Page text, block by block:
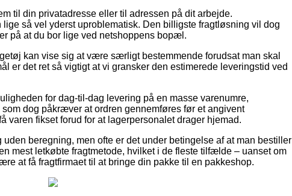
til din privatadresse eller til adressen på dit arbejde.
så vel yderst uproblematisk. Den billigste fragtløsning vil dog
på at du bor lige ved netshoppens bopæl.
kan vise sig at være særligt bestemmende forudsat man skal
er det ret så vigtigt at vi gransker den estimerede leveringstid ved
for dag-til-dag levering på en masse varenumre,
dog påkræver at ordren gennemføres før et angivent
varen fikset forud for at lagerpersonalet drager hjemad.
beregning, men ofte er det under betingelse af at man bestiller
mest letkøbte fragtmetode, hvilket i de fleste tilfælde – uanset om
at få fragtfirmaet til at bringe din pakke til en pakkeshop.